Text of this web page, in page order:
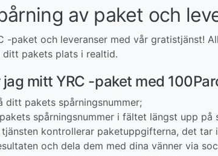
av paket och
-paket och leveranser med vår gratistjänst!
pakets plats i realtid.
mitt YRC -paket med
ditt pakets spårningsnummer;
spårningsnummer i fältet längst upp på
kontrollerar paketuppgifterna, det tar
och dela dem med dina vänner via